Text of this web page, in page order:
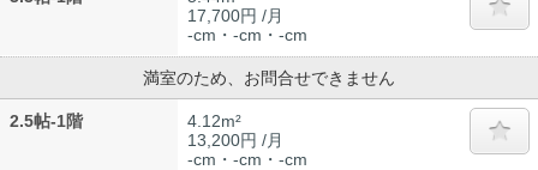
17,700円 /月
-cm・-cm・-cm
満室のため、お問合せできません
2.5帖-1階
4.12m²
13,200円 /月
-cm・-cm・-cm